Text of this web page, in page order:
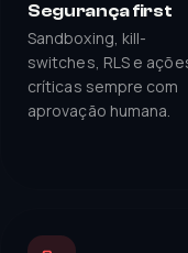
Segurança first
Sandboxing, kill-
switches, RLS e
críticas sempre com
aprovação humana.